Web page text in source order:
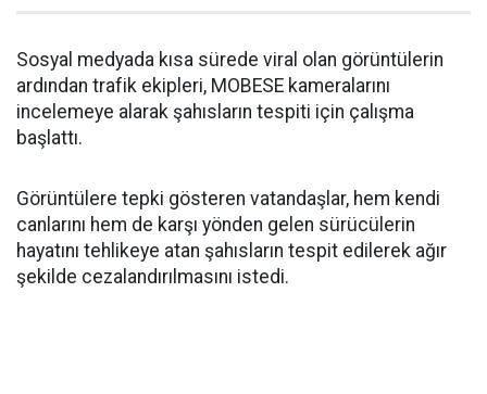
Sosyal medyada kısa sürede viral olan görüntülerin
ardından trafik ekipleri, MOBESE kameralarını
incelemeye alarak şahısların tespiti için çalışma
başlattı.
Görüntülere tepki gösteren vatandaşlar, hem kendi
canlarını hem de karşı yönden gelen sürücülerin
hayatını tehlikeye atan şahısların tespit edilerek ağır
şekilde cezalandırılmasını istedi.